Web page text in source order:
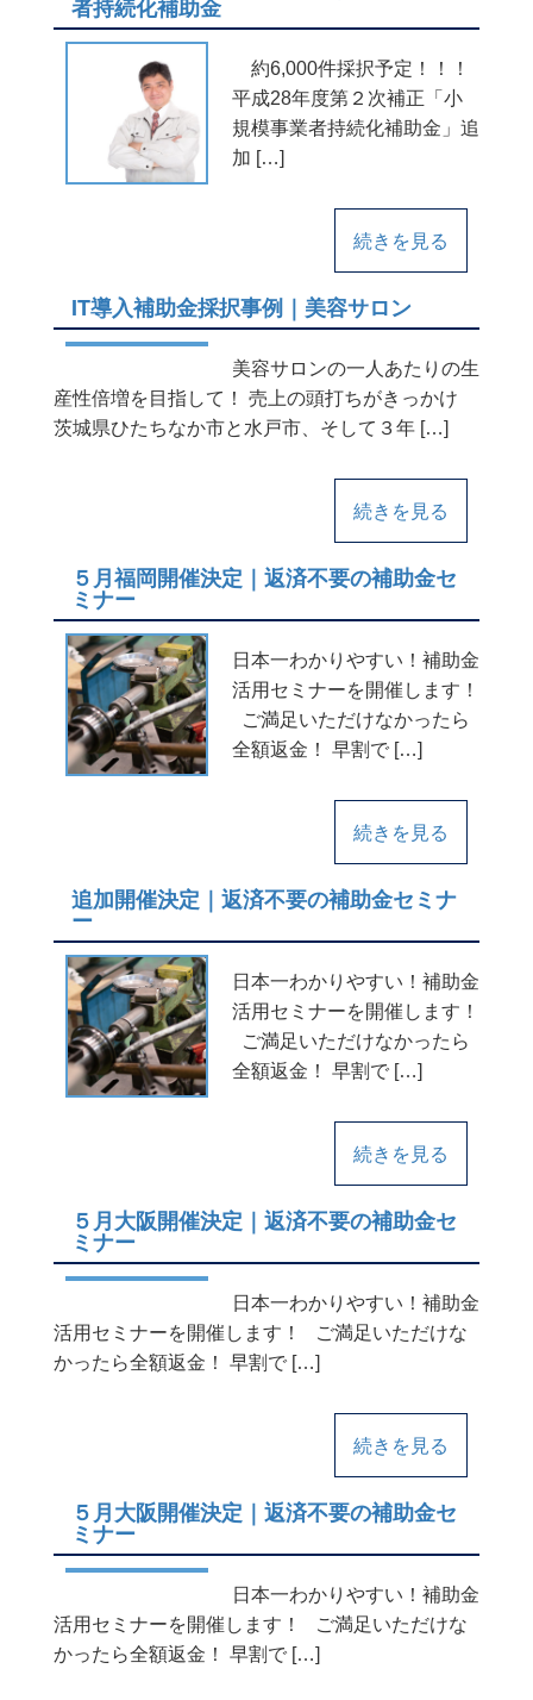
者持続化補助金
約6,000件採択予定！！！
平成28年度第２次補正「小
規模事業者持続化補助金」追
加 […]
続きを見る
IT導入補助金採択事例｜美容サロン
美容サロンの一人あたりの生
産性倍増を目指して！ 売上の頭打ちがきっかけ
茨城県ひたちなか市と水戸市、そして３年 […]
続きを見る
５月福岡開催決定｜返済不要の補助金セ
ミナー
日本一わかりやすい！補助金
活用セミナーを開催します！
ご満足いただけなかったら
全額返金！ 早割で […]
続きを見る
追加開催決定｜返済不要の補助金セミナ
ー
日本一わかりやすい！補助金
活用セミナーを開催します！
ご満足いただけなかったら
全額返金！ 早割で […]
続きを見る
５月大阪開催決定｜返済不要の補助金セ
ミナー
日本一わかりやすい！補助金
活用セミナーを開催します！ ご満足いただけな
かったら全額返金！ 早割で […]
続きを見る
５月大阪開催決定｜返済不要の補助金セ
ミナー
日本一わかりやすい！補助金
活用セミナーを開催します！ ご満足いただけな
かったら全額返金！ 早割で […]